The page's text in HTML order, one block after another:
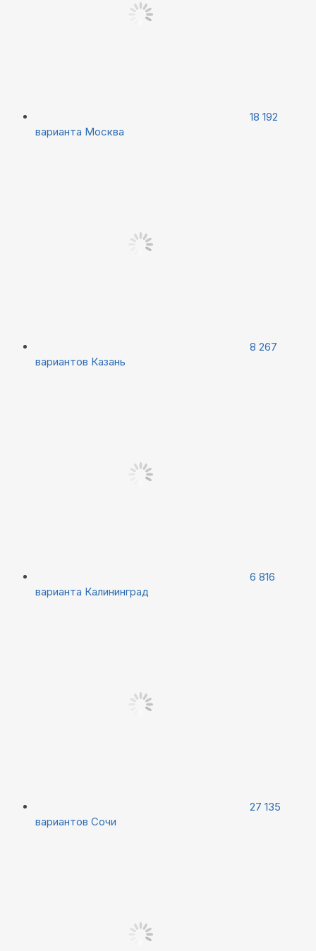
18 192
варианта Москва
8 267
вариантов Казань
6 816
варианта Калининград
27 135
вариантов Сочи